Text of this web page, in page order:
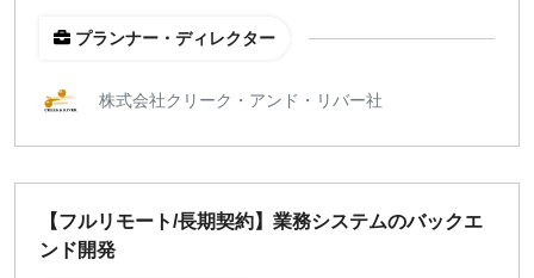
プランナー・ディレクター
株式会社クリーク・アンド・リバー社
【フルリモート/長期契約】業務システムのバックエ
ンド開発